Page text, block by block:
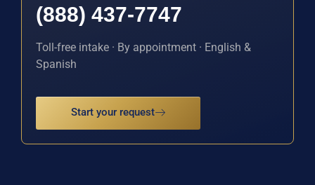
(888) 437-7747
Toll-free intake · By appointment · English &
Spanish
Start your request